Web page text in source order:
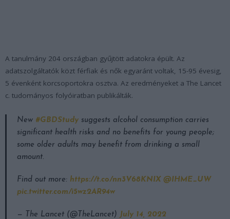
A tanulmány 204 országban gyűjtött adatokra épült. Az
adatszolgáltatók közt férfiak és nők egyaránt voltak, 15-95 évesig,
5 évenként korcsoportokra osztva. Az eredményeket a The Lancet
c. tudományos folyóiratban publikálták.
New #GBDStudy suggests alcohol consumption carries
significant health risks and no benefits for young people;
some older adults may benefit from drinking a small
amount.
Find out more: https://t.co/nn3V68KNIX @IHME_UW
pic.twitter.com/i5wz2AR94w
— The Lancet (@TheLancet) July 14, 2022